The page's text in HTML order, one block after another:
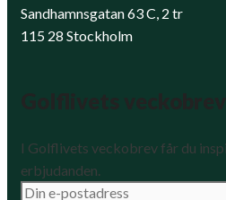
Sandhamnsgatan 63 C, 2 tr
115 28 Stockholm
I Golflivets veckobrev får du
erbjudanden.